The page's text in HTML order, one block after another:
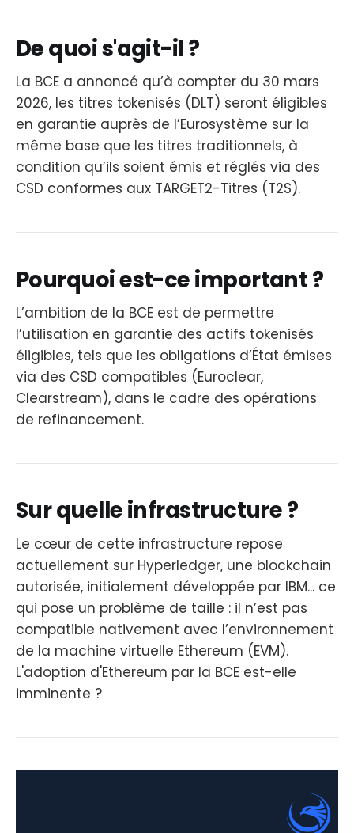
De quoi s'agit-il ?
La BCE a annoncé qu’à compter du 30 mars
2026, les titres tokenisés (DLT) seront éligibles
en garantie auprès de l’Eurosystème sur la
même base que les titres traditionnels, à
condition qu’ils soient émis et réglés via des
CSD conformes aux TARGET2-Titres (T2S).
Pourquoi est-ce important ?
L’ambition de la BCE est de permettre
l’utilisation en garantie des actifs tokenisés
éligibles, tels que les obligations d’État émises
via des CSD compatibles (Euroclear,
Clearstream), dans le cadre des opérations
de refinancement.
Sur quelle infrastructure ?
Le cœur de cette infrastructure repose
actuellement sur Hyperledger, une blockchain
autorisée, initialement développée par IBM... ce
qui pose un problème de taille : il n’est pas
compatible nativement avec l’environnement
de la machine virtuelle Ethereum (EVM).
L'adoption d'Ethereum par la BCE est-elle
imminente ?